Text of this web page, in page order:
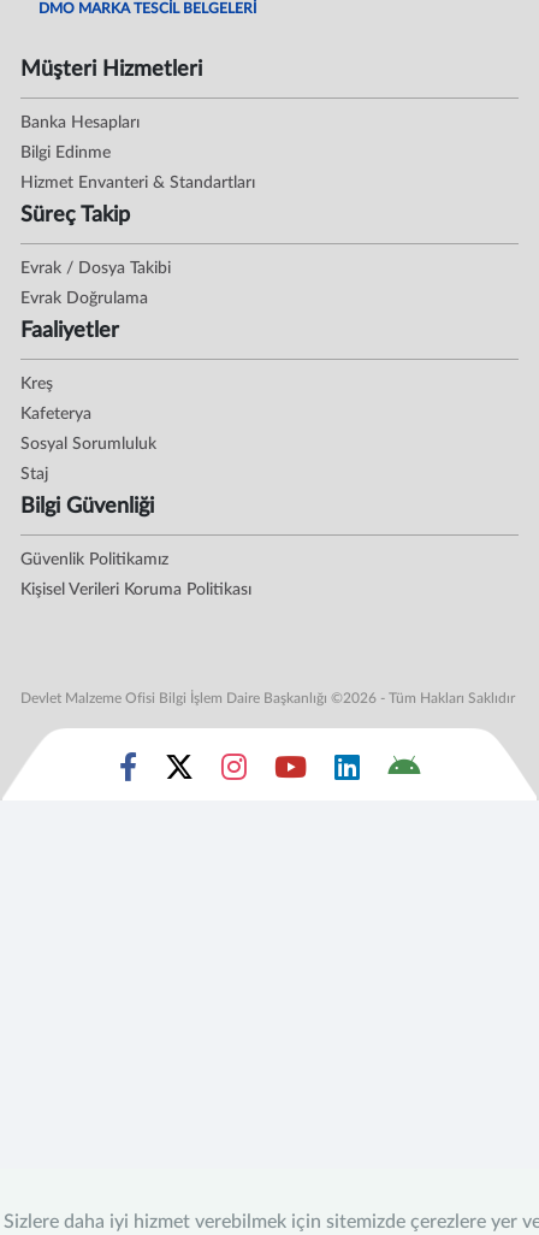
Sizlere daha iyi hizmet verebilmek için sitemizde çerezlere yer
DMO MARKA TESCİL BELGELERİ
Müşteri Hizmetleri
Banka Hesapları
Bilgi Edinme
Hizmet Envanteri & Standartları
Süreç Takip
Evrak / Dosya Takibi
Evrak Doğrulama
Faaliyetler
Kreş
Kafeterya
Sosyal Sorumluluk
Staj
Bilgi Güvenliği
Güvenlik Politikamız
Kişisel Verileri Koruma Politikası
Devlet Malzeme Ofisi Bilgi İşlem Daire Başkanlığı ©2026 - Tüm Hakları Saklıdır